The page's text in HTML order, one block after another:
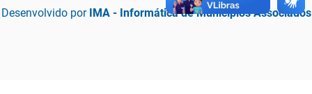
Desenvolvido por IMA - Informática de Municípios Associados